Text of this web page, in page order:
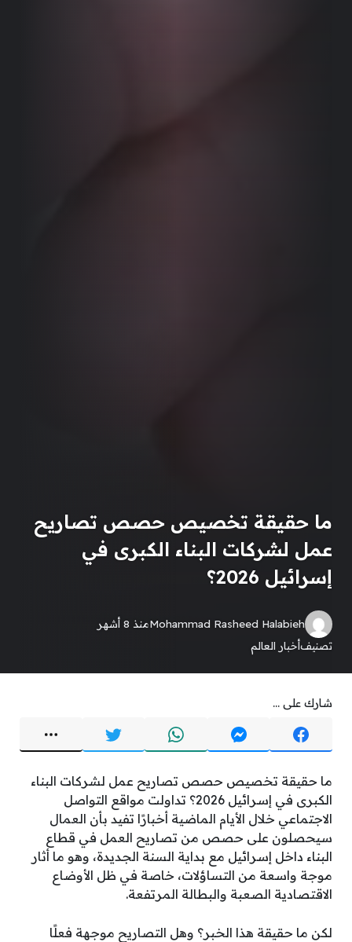
ما حقيقة تخصيص حصص تصاريح
عمل لشركات البناء الكبرى في
إسرائيل 2026؟
Mohammad Rasheed Halabiehمنذ 8 أشهر
تصنيفأخبار العالم
شارك على ...
ما حقيقة تخصيص حصص تصاريح عمل لشركات البناء
الكبرى في إسرائيل 2026؟ تداولت مواقع التواصل
الاجتماعي خلال الأيام الماضية أخبارًا تفيد بأن العمال
سيحصلون على حصص من تصاريح العمل في قطاع
البناء داخل إسرائيل مع بداية السنة الجديدة، وهو ما أثار
موجة واسعة من التساؤلات، خاصة في ظل الأوضاع
الاقتصادية الصعبة والبطالة المرتفعة.
لكن ما حقيقة هذا الخبر؟ وهل التصاريح موجهة فعلًا